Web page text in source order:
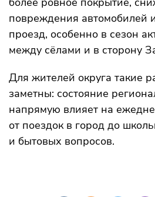
повреждения автомобилей
проезд, особенно в сезон
между сёлами и в сторону
Для жителей округа такие
заметны: состояние
напрямую влияет на
от поездок в город до
и бытовых вопросов.